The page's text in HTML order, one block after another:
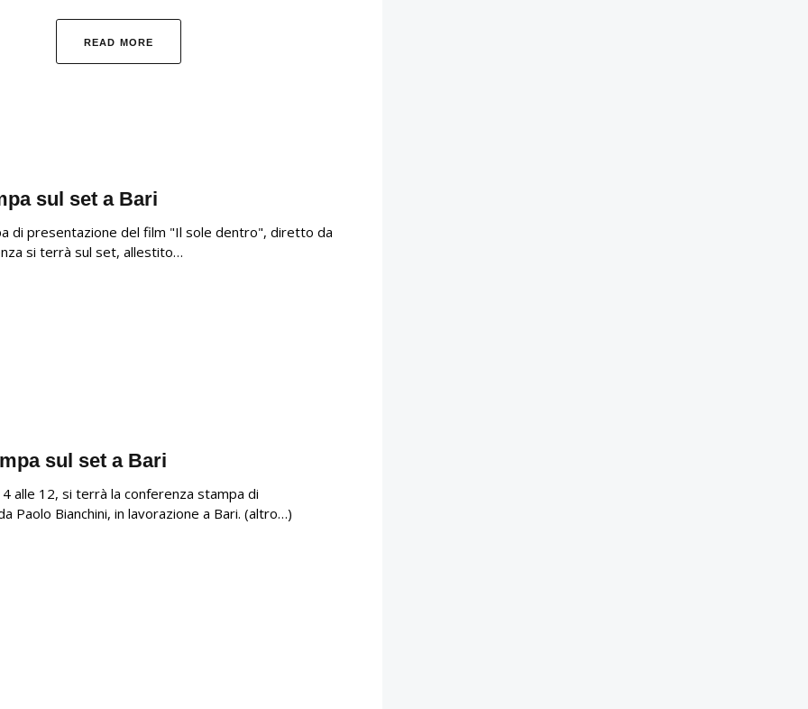
READ MORE
sul set a Bari
di presentazione del film "Il sole dentro", diretto da
si terrà sul set, allestito…
sul set a Bari
alle 12, si terrà la conferenza stampa di
Bianchini, in lavorazione a Bari. (altro…)